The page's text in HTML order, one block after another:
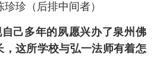
珍（后排中间者）
自己多年的夙愿兴办了泉州佛
这所学校与弘一法师有着怎